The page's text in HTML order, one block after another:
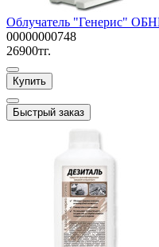
Облучатель "Генерис"
00000000748
26900тг.
Купить
Быстрый заказ